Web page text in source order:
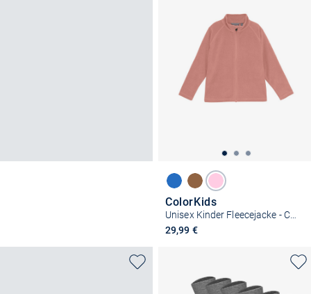
ColorKids
Unisex Kinder Fleecejacke - COFleece
29,99 €